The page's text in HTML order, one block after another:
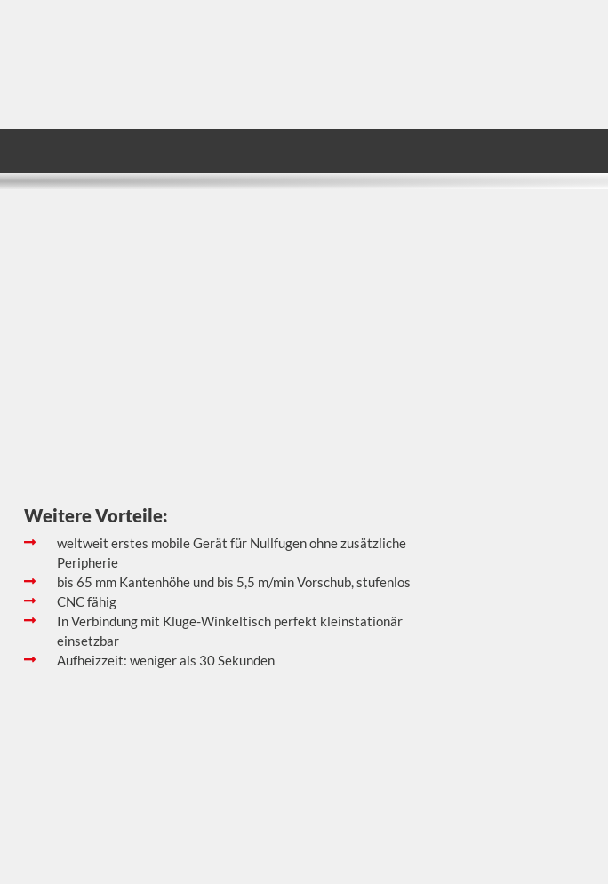
Weitere Vorteile:
weltweit erstes mobile Gerät für Nullfugen ohne zusätzliche
Peripherie
bis 65 mm Kantenhöhe und bis 5,5 m/min Vorschub, stufenlos
CNC fähig
In Verbindung mit Kluge-Winkeltisch perfekt kleinstationär
einsetzbar
Aufheizzeit: weniger als 30 Sekunden